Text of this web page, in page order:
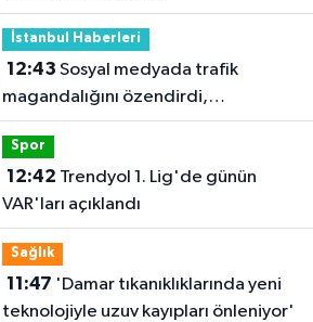
İstanbul Haberleri
12:43
magandalığını özendirdi,
ehliyetinden oldu: 72 bin lira ceza
Spor
12:42
VAR'ları açıklandı
Sağlık
11:47
teknolojiyle uzuv kayıpları önleniyor'